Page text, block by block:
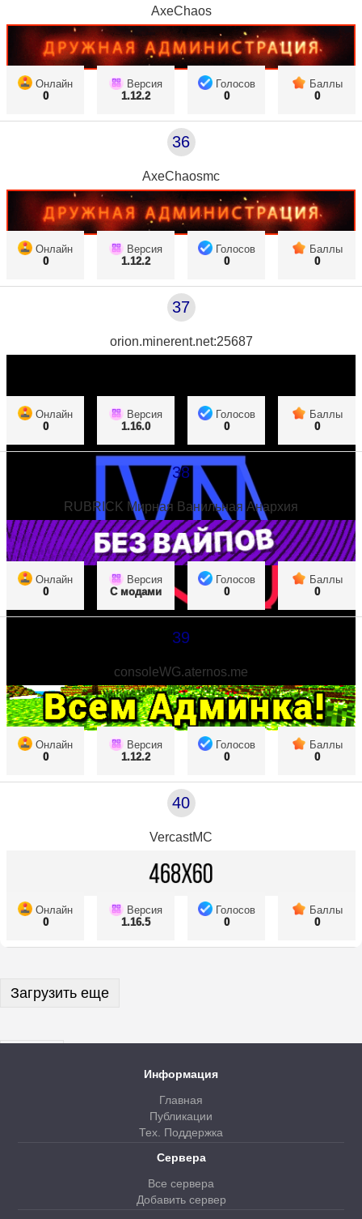
AxeChaos
Онлайн
0
Версия
1.12.2
Голосов
0
Баллы
0
36
AxeChaosmc
Онлайн
0
Версия
1.12.2
Голосов
0
Баллы
0
37
orion.minerent.net:25687
Онлайн
0
Версия
1.16.0
Голосов
0
Баллы
0
38
RUBRICK Мирная Ванильная Анархия
Онлайн
0
Версия
С модами
Голосов
0
Баллы
0
39
consoleWG.aternos.me
Онлайн
0
Версия
1.12.2
Голосов
0
Баллы
0
40
VercastMC
Онлайн
0
Версия
1.16.5
Голосов
0
Баллы
0
Загрузить еще
Информация
Главная
Публикации
Тех. Поддержка
Сервера
Все сервера
Добавить сервер